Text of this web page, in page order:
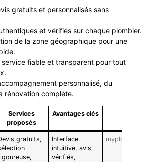
gratuits et personnalisés sans
et vérifiés sur chaque plombier.
de la zone géographique pour une
service fiable et transparent pour tout
personnalisé, du
rénovation complète.
Services
proposés
Avantages clés
gratuits,
Interface
intuitive, avis
vérifiés,